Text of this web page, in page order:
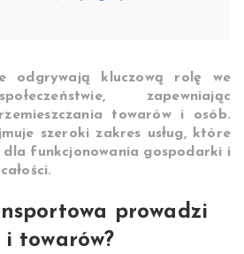
odgrywają kluczową rolę we
zapewniając
towarów i osób.
szeroki zakres usług, które
dla funkcjonowania gospodarki i
prowadzi
i towarów?